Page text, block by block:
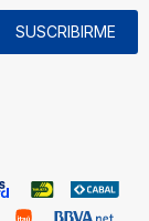
SUSCRIBIRME